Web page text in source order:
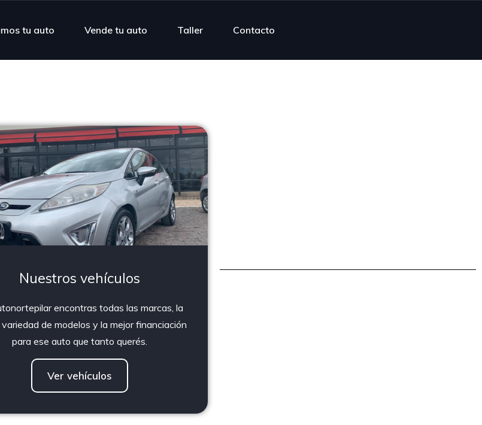
tu auto Vende tu auto Taller Contacto
Nuestros vehículos
encontras todas las marcas, la
de modelos y la mejor financiación
para ese auto que tanto querés.
Ver vehículos